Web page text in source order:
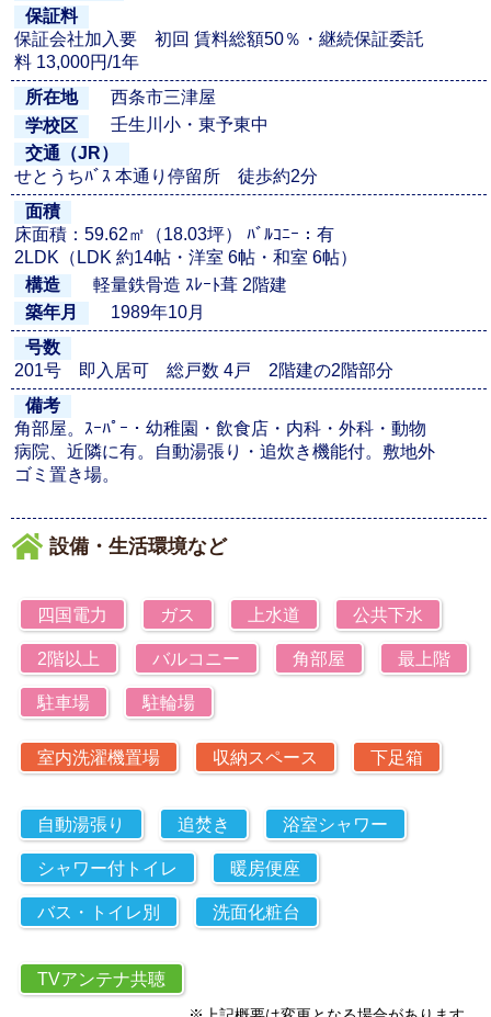
保証料
保証会社加入要 初回 賃料総額50％・継続保証委託
料 13,000円/1年
所在地
西条市三津屋
学校区
壬生川小・東予東中
交通（JR）
せとうちﾊﾞｽ 本通り停留所 徒歩約2分
面積
床面積：59.62㎡（18.03坪） ﾊﾞﾙｺﾆｰ：有
2LDK（LDK 約14帖・洋室 6帖・和室 6帖）
構造
軽量鉄骨造 ｽﾚｰﾄ葺 2階建
築年月
1989年10月
号数
201号 即入居可 総戸数 4戸 2階建の2階部分
備考
角部屋。ｽｰﾊﾟｰ・幼稚園・飲食店・内科・外科・動物
病院、近隣に有。自動湯張り・追炊き機能付。敷地外
ゴミ置き場。
設備・生活環境など
四国電力 ガス 上水道 公共下水
2階以上 バルコニー 角部屋 最上階
駐車場 駐輪場
室内洗濯機置場 収納スペース 下足箱
自動湯張り 追焚き 浴室シャワー
シャワー付トイレ 暖房便座
バス・トイレ別 洗面化粧台
TVアンテナ共聴